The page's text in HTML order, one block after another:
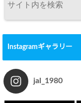
Instagramギャラリー
jal_1980